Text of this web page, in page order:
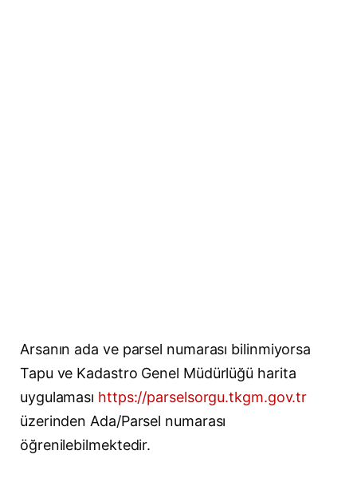
Arsanın ada ve parsel numarası bilinmiyorsa
Tapu ve Kadastro Genel Müdürlüğü harita
uygulaması https://parselsorgu.tkgm.gov.tr
üzerinden Ada/Parsel numarası
öğrenilebilmektedir.